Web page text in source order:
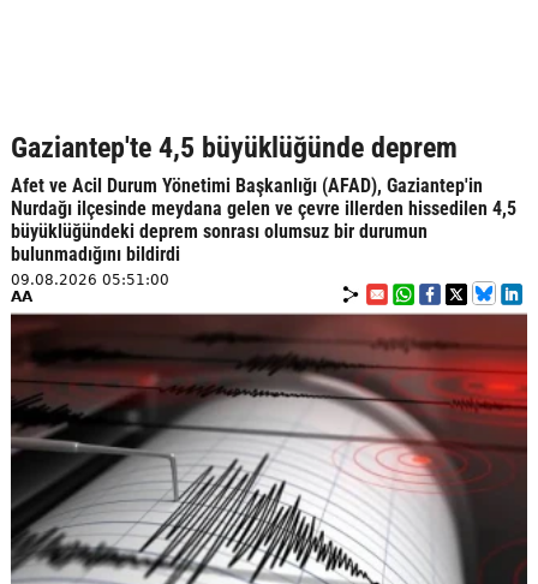
Gaziantep'te 4,5 büyüklüğünde deprem
Afet ve Acil Durum Yönetimi Başkanlığı (AFAD), Gaziantep'in
Nurdağı ilçesinde meydana gelen ve çevre illerden hissedilen 4,5
büyüklüğündeki deprem sonrası olumsuz bir durumun
bulunmadığını bildirdi
09.08.2026 05:51:00
AA